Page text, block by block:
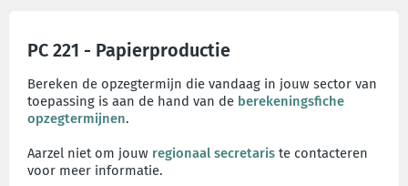
PC 221 - Papierproductie
Bereken de opzegtermijn die vandaag in jouw sector van
toepassing is aan de hand van de berekeningsfiche
opzegtermijnen.
Aarzel niet om jouw regionaal secretaris te contacteren
voor meer informatie.